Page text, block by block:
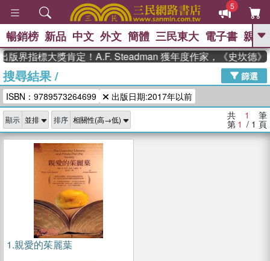
5
GO
高希均教授回憶錄
、 The Odyssey 、 父親節 、 如果歷
史是一群喵 、 暑期推薦
獎 臺灣漫遊錄 、 方念華 、 台灣的李
登輝時代
數學女孩：黎曼猜想 、
偉大的迷走神經
暢銷榜 新品 中文 外文 簡體 三民東大 電子書 親子
版界指標大獎肯定！A.F. Steadman 獲年度作家，《史坎德》
搜尋結果/
篩選
ISBN：9789573264699
出版日期:2017年以前
顯示 排序 共 1 筆
第 1 / 1 頁
1.親愛的茱麗葉